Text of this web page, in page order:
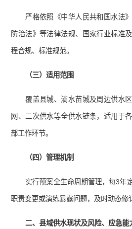
严格依照《中华人民共和国水法
防治法》等法律法规、国家行业标准
程合规、标准规范。
（三）适用范围
覆盖县城、滴水苗城及周边供水
网、二次供水等全供水链条，适用于
部工作环节。
（四）管理机制
实行预案全生命周期管理，每3年
职责变更或演练暴露问题，及时动态修
二、县域供水现状及风险、应急能